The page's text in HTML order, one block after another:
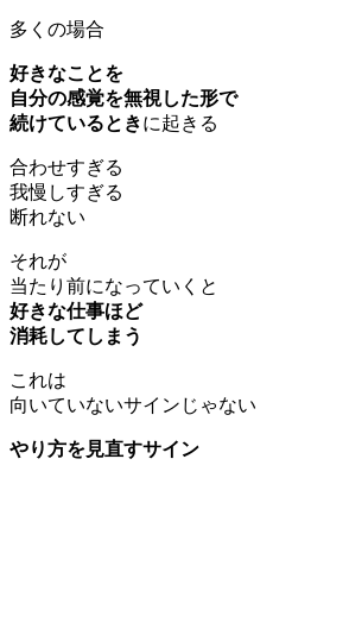
多くの場合
好きなことを
自分の感覚を無視した形で
続けているときに起きる
合わせすぎる
我慢しすぎる
断れない
それが
当たり前になっていくと
好きな仕事ほど
消耗してしまう
これは
向いていないサインじゃない
やり方を見直すサイン